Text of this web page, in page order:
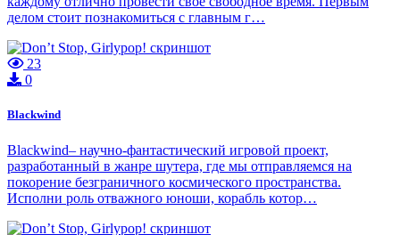
делом стоит познакомиться с главным г…
23
0
Blackwind
Blackwind– научно-фантастический игровой проект,
разработанный в жанре шутера, где мы отправляемся на
покорение безграничного космического пространства.
Исполни роль отважного юноши, корабль котор…